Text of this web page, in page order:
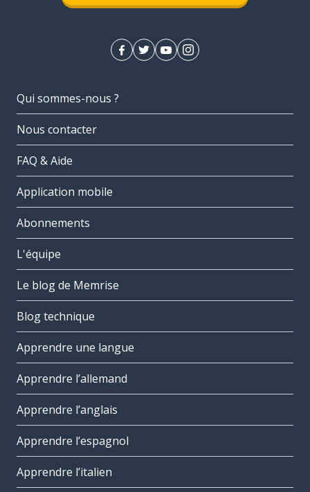
Qui sommes-nous ?
Nous contacter
FAQ & Aide
Application mobile
Abonnements
L'équipe
Le blog de Memrise
Blog technique
Apprendre une langue
Apprendre l’allemand
Apprendre l’anglais
Apprendre l’espagnol
Apprendre l’italien